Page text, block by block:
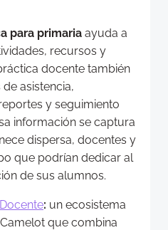
para primaria ayuda a
recursos y
docente también
asistencia,
y seguimiento
información se captura
dispersa, docentes y
que podrían dedicar al
de sus alumnos.
: un ecosistema
que combina